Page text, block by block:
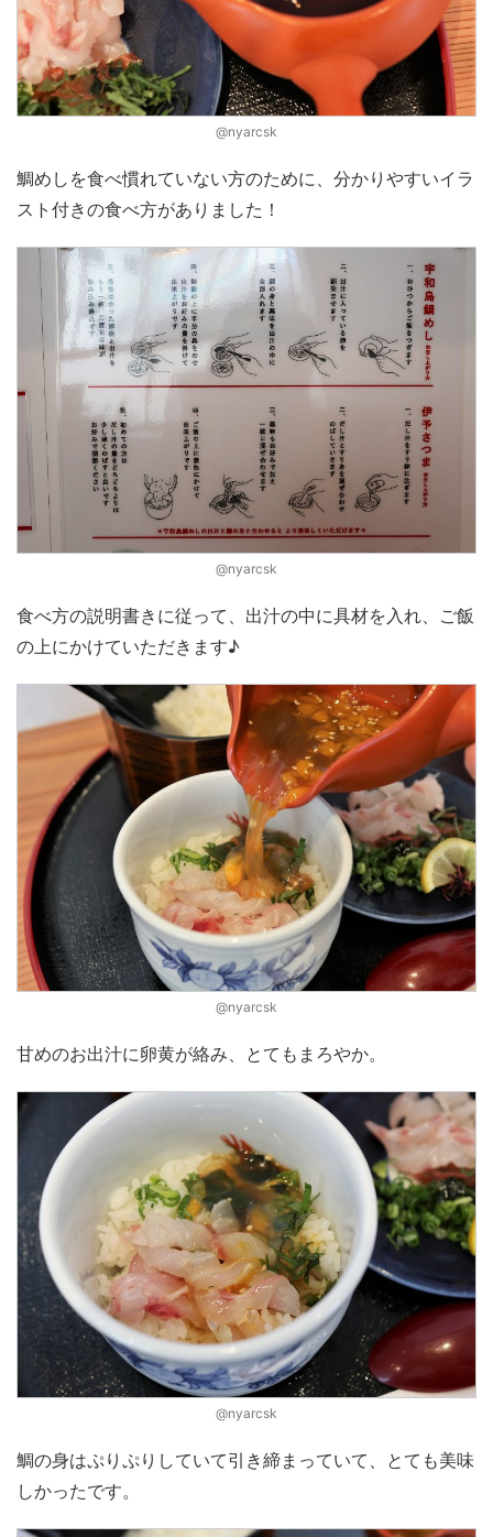
@nyarcsk
鯛めしを食べ慣れていない方のために、分かりやすいイラ
スト付きの食べ方がありました！
@nyarcsk
食べ方の説明書きに従って、出汁の中に具材を入れ、ご飯
の上にかけていただきます♪
@nyarcsk
甘めのお出汁に卵黄が絡み、とてもまろやか。
@nyarcsk
鯛の身はぷりぷりしていて引き締まっていて、とても美味
しかったです。